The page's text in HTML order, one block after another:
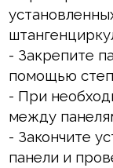
- Закрепите
помощью
- При
между
- Закончите
панели и